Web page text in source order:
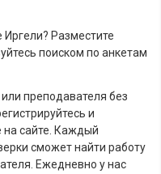
Иргели? Разместите
поиском по анкетам
преподавателя без
и
на сайте. Каждый
сможет найти работу
Ежедневно у нас